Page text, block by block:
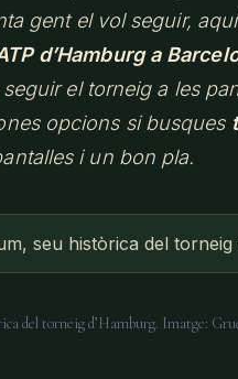
gent el vol seguir,
d’Hamburg a
el torneig a les
opcions si busques
i un bon pla.
del torneig d’Hamburg. Imatge: